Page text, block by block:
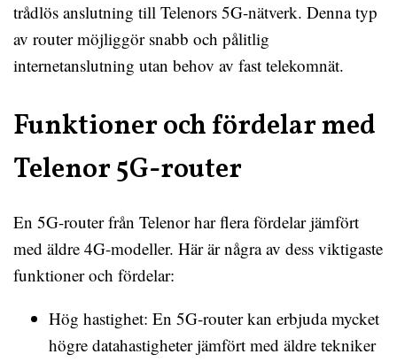
trådlös anslutning till Telenors 5G-nätverk. Denna typ
av router möjliggör snabb och pålitlig
internetanslutning utan behov av fast telekomnät.
Funktioner och fördelar med
Telenor 5G-router
En 5G-router från Telenor har flera fördelar jämfört
med äldre 4G-modeller. Här är några av dess viktigaste
funktioner och fördelar:
Hög hastighet: En 5G-router kan erbjuda mycket
högre datahastigheter jämfört med äldre tekniker